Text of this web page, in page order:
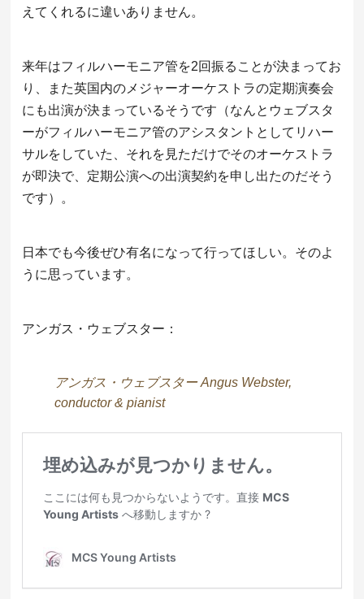
えてくれるに違いありません。
来年はフィルハーモニア管を2回振ることが決まってお
り、また英国内のメジャーオーケストラの定期演奏会
にも出演が決まっているそうです（なんとウェブスタ
ーがフィルハーモニア管のアシスタントとしてリハー
サルをしていた、それを見ただけでそのオーケストラ
が即決で、定期公演への出演契約を申し出たのだそう
です）。
日本でも今後ぜひ有名になって行ってほしい。そのよ
うに思っています。
アンガス・ウェブスター：
アンガス・ウェブスター Angus Webster,
conductor & pianist